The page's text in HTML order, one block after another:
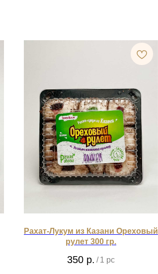
Рахат-Лукум из Казани Ореховый
рулет 300 гр.
350 р. / 1 pc